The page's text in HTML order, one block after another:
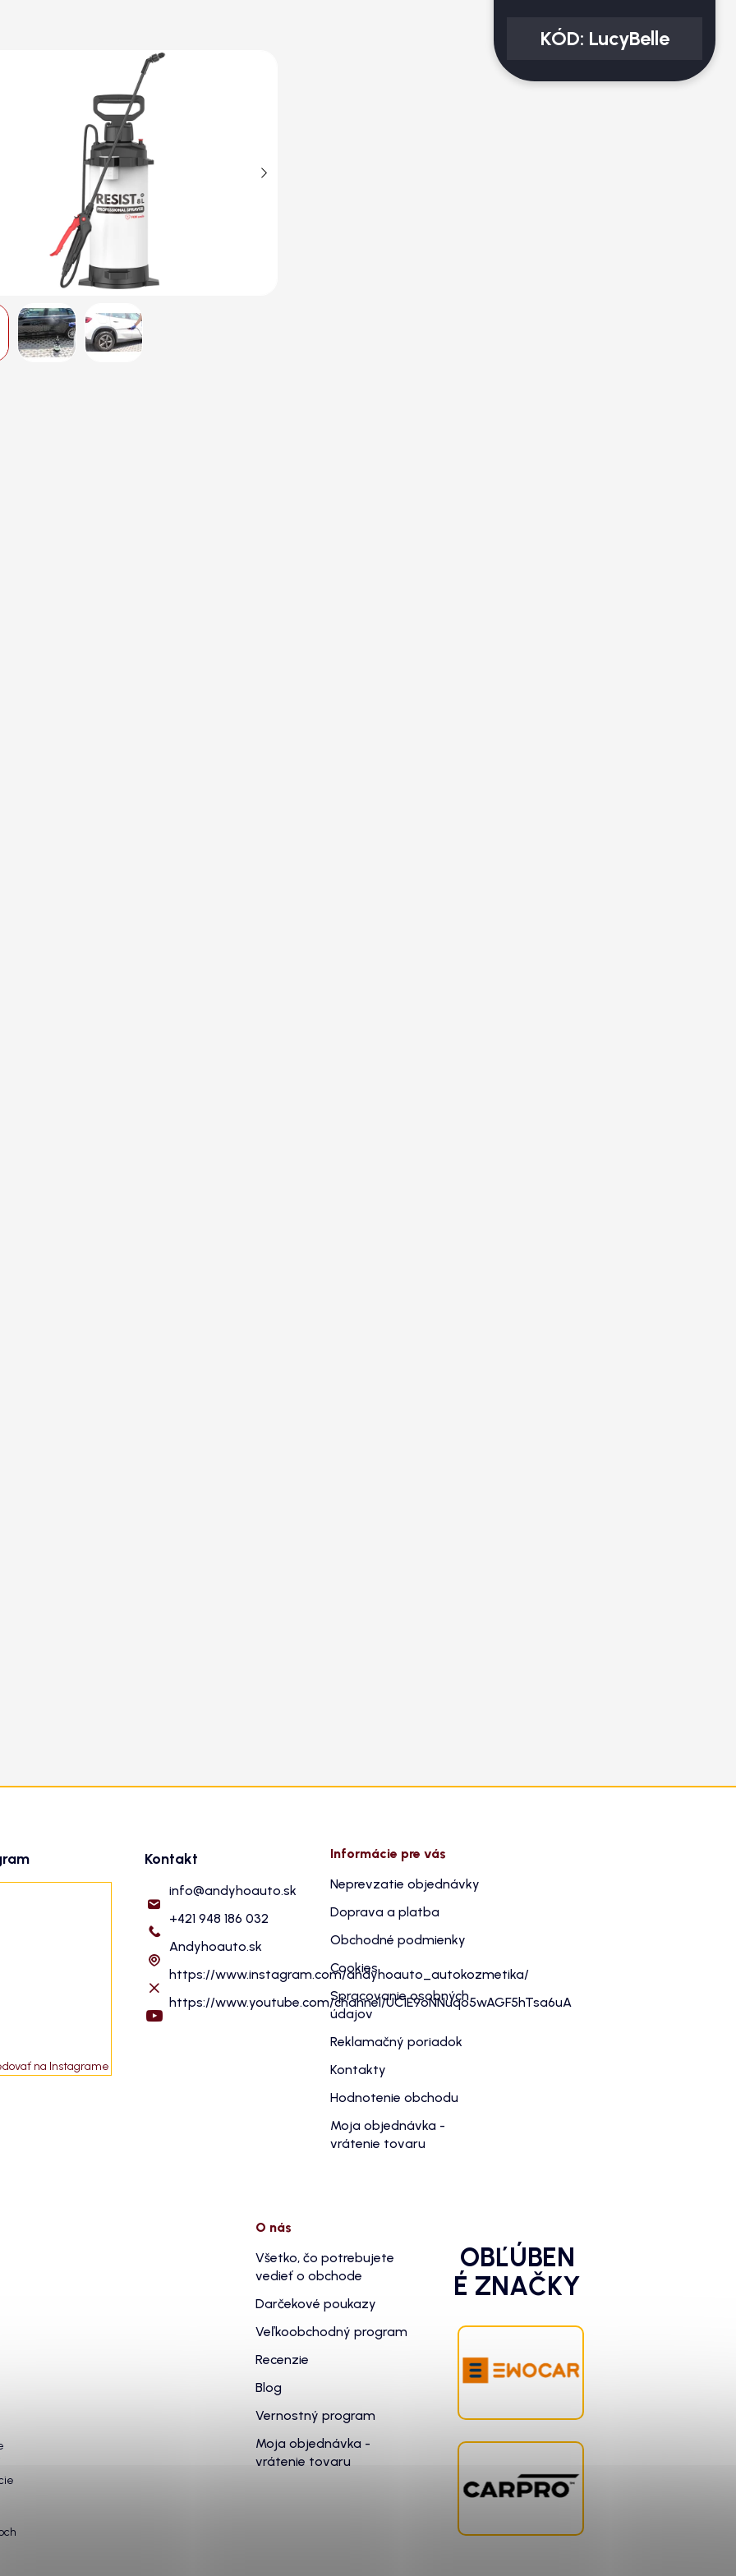
na Instagrame
Kontakt
info@andyhoauto.sk
+421 948 186 032
Andyhoauto.sk
https://www.instagram.com/andyhoauto_autokozmetika/
https://www.youtube.com/channel/UC1E9oNNuqo5wAGF5hTsa6uA
Informácie pre vás
Neprevzatie objednávky
Doprava a platba
Obchodné podmienky
Cookies
Spracovanie osobných
údajov
Reklamačný poriadok
Kontakty
Hodnotenie obchodu
Moja objednávka -
vrátenie tovaru
O nás
Všetko, čo potrebujete
vedieť o obchode
Darčekové poukazy
Veľkoobchodný program
Recenzie
Blog
Vernostný program
Moja objednávka -
vrátenie tovaru
OBĽÚBEN
É ZNAČKY
KÓD: LucyBelle